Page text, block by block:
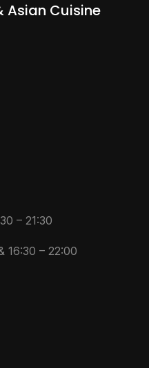
Cuisine
– 21:30
16:30 – 22:00